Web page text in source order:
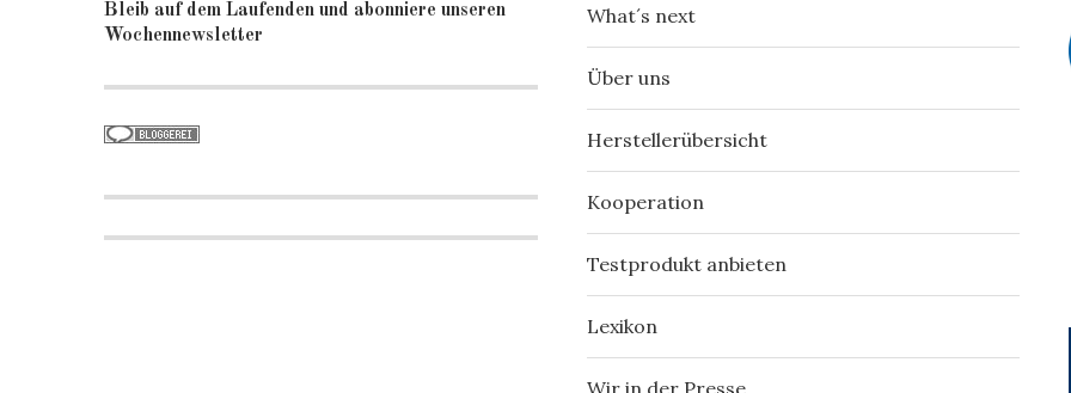
Bleib auf dem Laufenden und abonniere unseren
Wochennewsletter
What´s next
Über uns
Herstellerübersicht
Kooperation
Testprodukt anbieten
Lexikon